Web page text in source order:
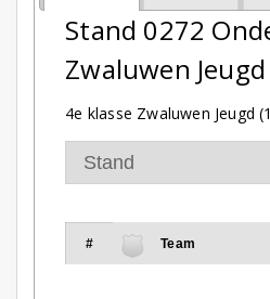
Stand 0272
Zwaluwen
4e klasse Zwaluwen Jeugd
# Team